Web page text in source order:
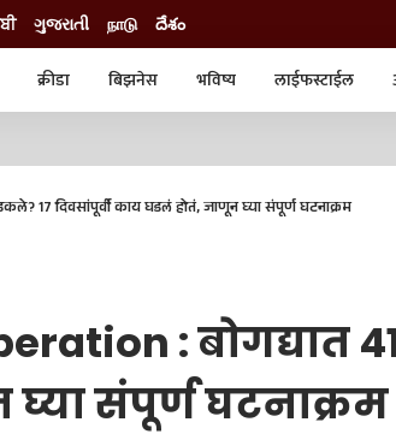
ગુજરાતી நாடு దేశం
क्रीडा बिझनेस भविष्य लाईफस्टाईल
क्राईम व्यापार-उद्योग
17 दिवसांपूर्वी काय घडलं होतं, जाणून घ्या संपूर्ण घटनाक्रम
:
संपूर्ण घटनाक्रम